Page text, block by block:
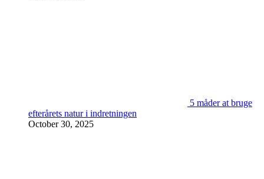
5 måder at bruge
efterårets natur i indretningen
October 30, 2025